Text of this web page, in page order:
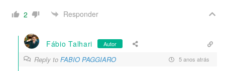
2
Responder
Fábio Talhari Autor
Reply to FABIO PAGGIARO 5 anos atrás